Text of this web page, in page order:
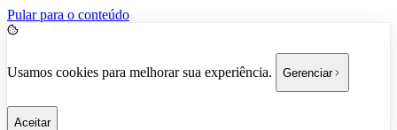
Pular para o conteúdo
Usamos cookies para melhorar sua experiência. Gerenciar
Aceitar